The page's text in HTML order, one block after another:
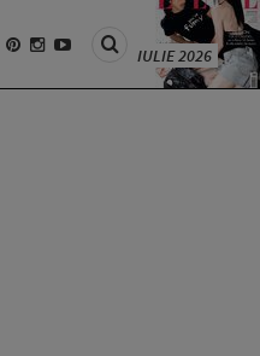
IULIE 2026